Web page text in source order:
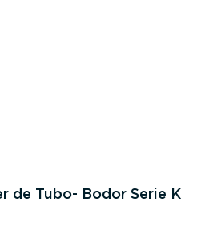
de Tubo- Bodor Serie K